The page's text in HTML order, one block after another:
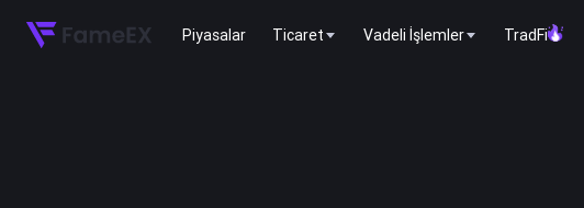
Piyasalar Ticaret Vadeli İşlemler TradFi